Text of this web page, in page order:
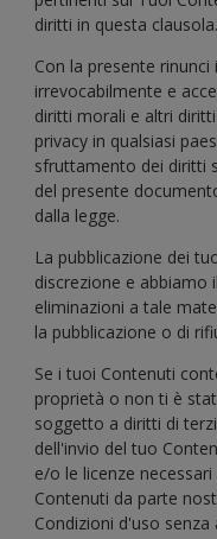
diritti in questa clausola.
Con la presente
irrevocabilmente e
diritti morali e altri
privacy in qualsiasi
sfruttamento dei diritti
del presente
dalla legge.
La pubblicazione dei
discrezione e
eliminazioni a tale
la pubblicazione o di
Se i tuoi Contenuti
proprietà o non ti è
soggetto a diritti di
dell'invio del tuo
e/o le licenze
Contenuti da parte
Condizioni d'uso